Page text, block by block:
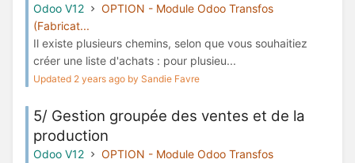
Odoo V12
OPTION - Module Odoo Transfos
(Fabricat...
Il existe plusieurs chemins, selon que vous souhaitiez
créer une liste d'achats : pour plusieu...
Updated 2 years ago by Sandie Favre
5/ Gestion groupée des ventes et de la
production
Odoo V12
OPTION - Module Odoo Transfos